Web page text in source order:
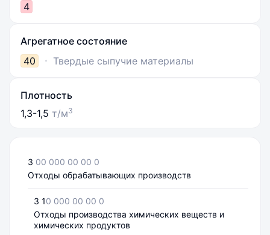
4
Агрегатное состояние
40
Твердые сыпучие материалы
Плотность
1,3-1,5 т/м3
3 00 000 00 00 0
Отходы обрабатывающих производств
3 10 000 00 00 0
Отходы производства химических веществ и
химических продуктов